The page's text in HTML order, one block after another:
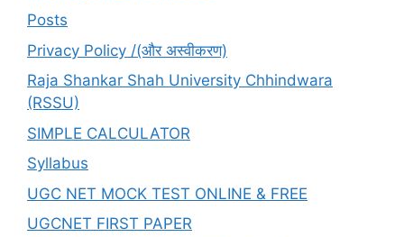
Posts
Privacy Policy /(और अस्वीकरण)
Raja Shankar Shah University Chhindwara
(RSSU)
SIMPLE CALCULATOR
Syllabus
UGC NET MOCK TEST ONLINE & FREE
UGCNET FIRST PAPER